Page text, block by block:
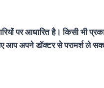
पर आधारित है। किसी भी
आप अपने डॉक्टर से परामर्श ले